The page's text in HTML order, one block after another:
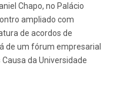
Chapo, no Palácio
ampliado com
de acordos de
de um fórum empresarial
da Universidade